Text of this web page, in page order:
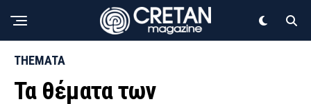
THEMATA
Τα θέματα των